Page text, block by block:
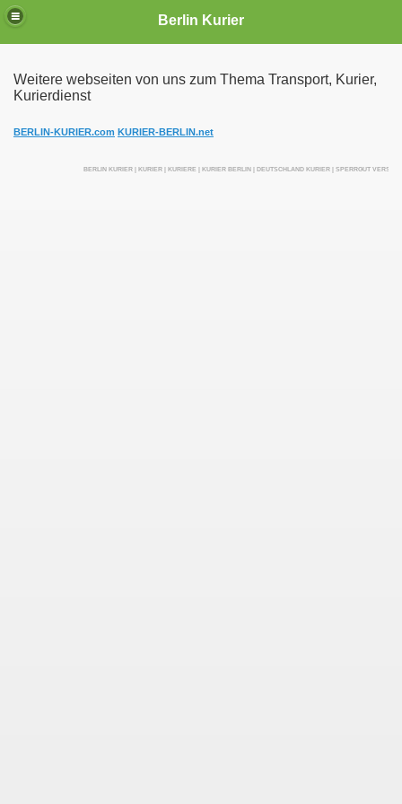
Berlin Kurier
Weitere webseiten von uns zum Thema Transport, Kurier,
Kurierdienst
BERLIN-KURIER.com KURIER-BERLIN.net
BERLIN KURIER | KURIER | KURIERE | KURIER BERLIN | DEUTSCHLAND KURIER | SPERRGUT